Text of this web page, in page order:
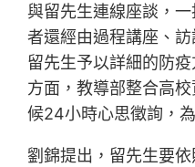
與留先生連線座談，
者還經由過程講座、
留先生予以詳細的防
方面，教導部整合高
候24小時心思徵詢，
劉錦提出，留先生要